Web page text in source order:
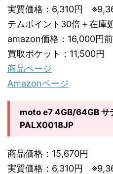
実質価格：6,310円
テムポイント30倍＋在庫
amazon価格：16,000円
買取ポケット：11,500円
商品ページ
Amazonページ
moto e7 4GB/64GB サ
PALX0018JP
商品価格：15,670円
実質価格：6,310円